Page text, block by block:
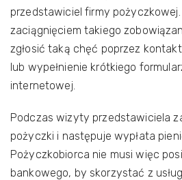
przedstawiciel firmy
zaciągnięciem takiego
zgłosić taką chęć poprzez
lub wypełnienie krótkiego
internetowej.
Podczas wizyty przedstawiciela
pożyczki i następuje wypłata
Pożyczkobiorca nie musi więc
bankowego, by skorzystać z